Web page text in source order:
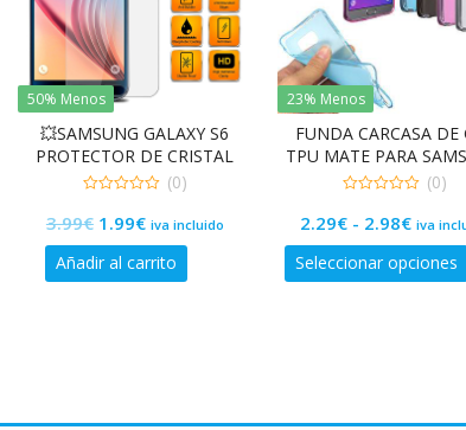
50% Menos
💥SAMSUNG GALAXY S6
PROTECTOR DE CRISTAL
TEMPLADO 9H 2.5D
de
5
(0)
3.99€ El
precio
original
1.99€El
precio
actual
iva incluido
Añadir al carrito
23% Menos
FUNDA CARCASA DE
TPU MATE PARA
GALAXY NOTE 5
de
5
(0)
2.29€ - 2.98€Rango
de
iva
Seleccionar opciones